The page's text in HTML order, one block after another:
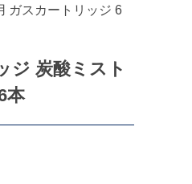
ガスカートリッジ 6
ジ 炭酸ミスト
本